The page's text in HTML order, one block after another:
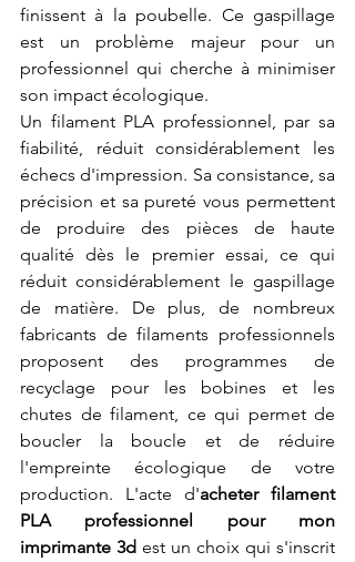
finissent à la poubelle. Ce gaspillage
est un problème majeur pour un
professionnel qui cherche à minimiser
son impact écologique.
Un filament PLA professionnel, par sa
fiabilité, réduit considérablement les
échecs d'impression. Sa consistance, sa
précision et sa pureté vous permettent
de produire des pièces de haute
qualité dès le premier essai, ce qui
réduit considérablement le gaspillage
de matière. De plus, de nombreux
fabricants de filaments professionnels
proposent des programmes de
recyclage pour les bobines et les
chutes de filament, ce qui permet de
boucler la boucle et de réduire
l'empreinte écologique de votre
production. L'acte d'acheter filament
PLA professionnel pour mon
imprimante 3d est un choix qui s'inscrit